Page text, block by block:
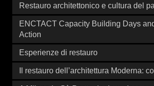
Restauro architettonico e cultura del
ENCTACT Capacity Building Days
Action
Esperienze di restauro
Il restauro dell’architettura Moderna: